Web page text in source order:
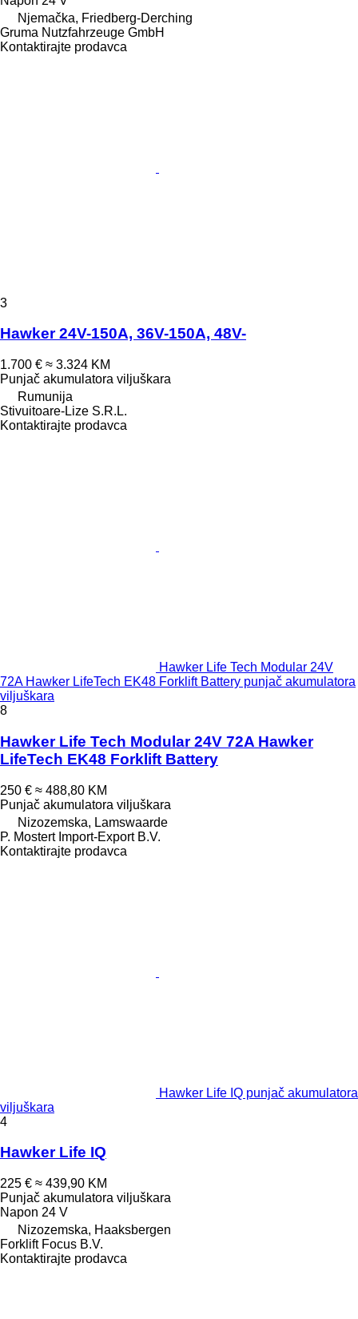
Njemačka, Friedberg-Derching
Gruma Nutzfahrzeuge GmbH
Kontaktirajte prodavca
3
Hawker 24V-150A, 36V-150A, 48V-
1.700 € ≈ 3.324 KM
Punjač akumulatora viljuškara
Rumunija
Stivuitoare-Lize S.R.L.
Kontaktirajte prodavca
Hawker Life Tech Modular 24V
72A Hawker LifeTech EK48 Forklift Battery punjač akumulatora
viljuškara
8
Hawker Life Tech Modular 24V 72A Hawker
LifeTech EK48 Forklift Battery
250 € ≈ 488,80 KM
Punjač akumulatora viljuškara
Nizozemska, Lamswaarde
P. Mostert Import-Export B.V.
Kontaktirajte prodavca
Hawker Life IQ punjač akumulatora
viljuškara
4
Hawker Life IQ
225 € ≈ 439,90 KM
Punjač akumulatora viljuškara
Napon 24 V
Nizozemska, Haaksbergen
Forklift Focus B.V.
Kontaktirajte prodavca